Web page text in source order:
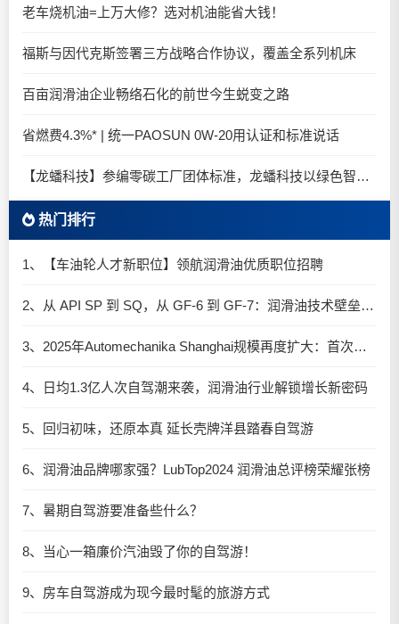
老车烧机油=上万大修？选对机油能省大钱！
福斯与因代克斯签署三方战略合作协议，覆盖全系列机床
百亩润滑油企业畅络石化的前世今生蜕变之路
省燃费4.3%* | 统一PAOSUN 0W-20用认证和标准说话
【龙蟠科技】参编零碳工厂团体标准，龙蟠科技以绿色智造锚定零碳未来
热门排行
1、【车油轮人才新职位】领航润滑油优质职位招聘
2、从 API SP 到 SQ，从 GF-6 到 GF-7：润滑油技术壁垒再升高，你准备好了吗？
3、2025年Automechanika Shanghai规模再度扩大：首次启用国家会展中心（上海）全部15个展馆
4、日均1.3亿人次自驾潮来袭，润滑油行业解锁增长新密码​
5、回归初味，还原本真 延长壳牌洋县踏春自驾游
6、润滑油品牌哪家强？LubTop2024 润滑油总评榜荣耀张榜
7、暑期自驾游要准备些什么？
8、当心一箱廉价汽油毁了你的自驾游！
9、房车自驾游成为现今最时髦的旅游方式